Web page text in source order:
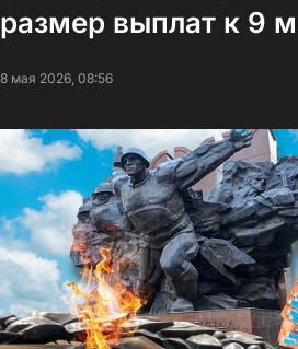
размер выплат к 9
8 мая 2026, 08:56